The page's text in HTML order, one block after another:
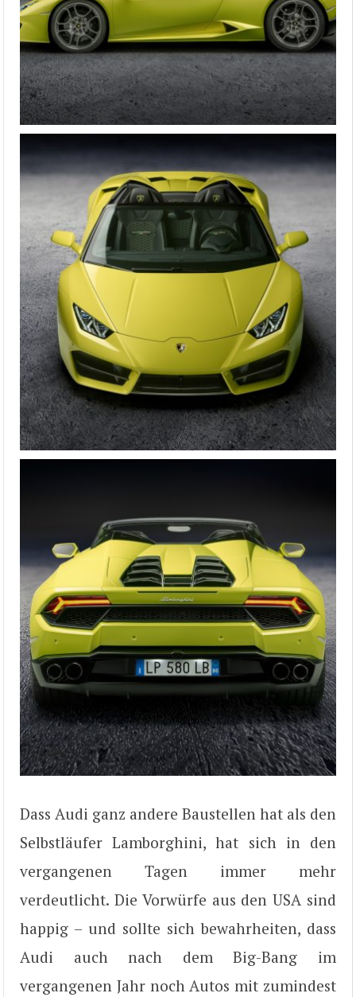
Dass Audi ganz andere Baustellen hat als den
Selbstläufer Lamborghini, hat sich in den
vergangenen Tagen immer mehr
verdeutlicht. Die Vorwürfe aus den USA sind
happig – und sollte sich bewahrheiten, dass
Audi auch nach dem Big-Bang im
vergangenen Jahr noch Autos mit zumindest